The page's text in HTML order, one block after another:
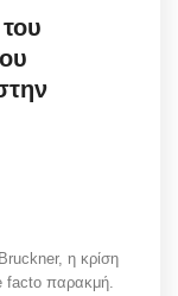
η κρίση
facto παρακμή.